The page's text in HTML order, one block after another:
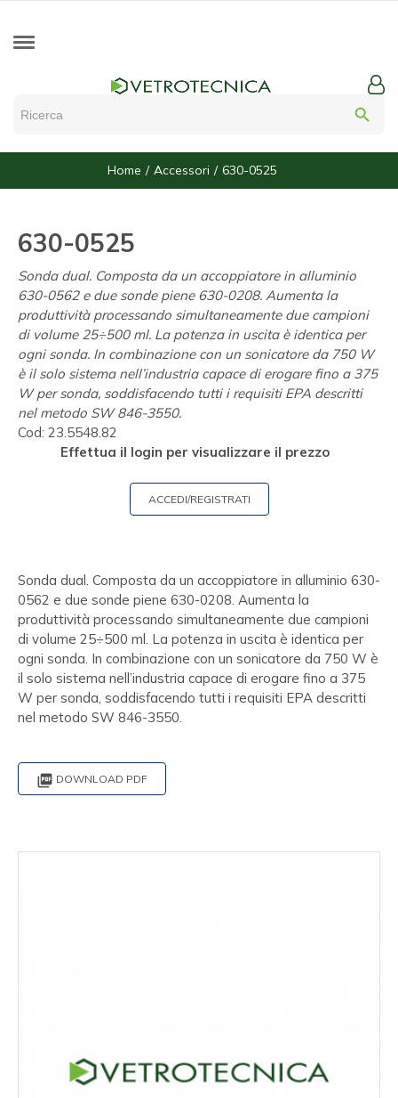
search
Home Accessori 630-0525
630-0525
Sonda dual. Composta da un accoppiatore in alluminio
630-0562 e due sonde piene 630-0208. Aumenta la
produttività processando simultaneamente due campioni
di volume 25÷500 ml. La potenza in uscita è identica per
ogni sonda. In combinazione con un sonicatore da 750 W
è il solo sistema nell’industria capace di erogare fino a 375
W per sonda, soddisfacendo tutti i requisiti EPA descritti
nel metodo SW 846-3550.
Cod: 23.5548.82
Effettua il login per visualizzare il prezzo
ACCEDI/REGISTRATI
Sonda dual. Composta da un accoppiatore in alluminio 630-
0562 e due sonde piene 630-0208. Aumenta la
produttività processando simultaneamente due campioni
di volume 25÷500 ml. La potenza in uscita è identica per
ogni sonda. In combinazione con un sonicatore da 750 W è
il solo sistema nell’industria capace di erogare fino a 375
W per sonda, soddisfacendo tutti i requisiti EPA descritti
nel metodo SW 846-3550.
 DOWNLOAD PDF